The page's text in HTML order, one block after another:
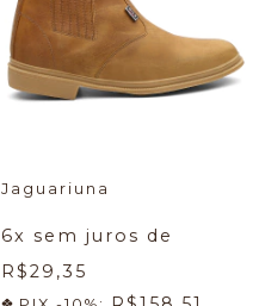
Jaguariuna
6x sem juros de
R$29,35